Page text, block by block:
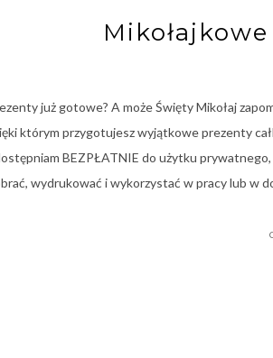
już gotowe? A może Święty Mikołaj
którym przygotujesz wyjątkowe prezenty
BEZPŁATNIE do użytku
wydrukować i wykorzystać w pracy lub w